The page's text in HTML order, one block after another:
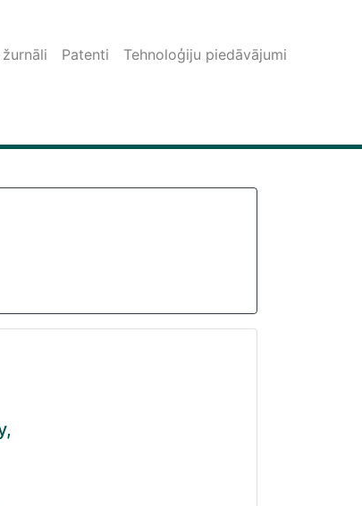
Patenti
Tehnoloģiju piedāvājumi